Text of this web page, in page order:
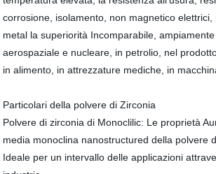
corrosione, isolamento, non magnetico
metal la superiorità Incomparabile,
aerospaziale e nucleare, in petrolio, nel
in alimento, in attrezzature mediche, in
Particolari della polvere di Zirconia
Polvere di zirconia di Monoclilic: Le proprietà
media monoclina nanostructured della polvere
Ideale per un intervallo delle applicazioni